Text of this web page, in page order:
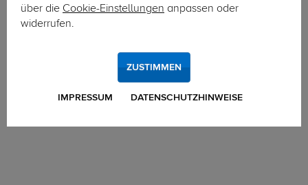
über die Cookie-Einstellungen anpassen oder
widerrufen.
IMPRESSUM DATENSCHUTZHINWEISE
ZUSTIMMEN